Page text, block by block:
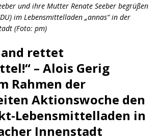
und ihre Mutter Renate Seeber begrüßen
im Lebensmittelladen „annas“ in der
(Foto: pm)
rettet
– Alois Gerig
Rahmen der
Aktionswoche den
Lebensmittelladen in
Innenstadt